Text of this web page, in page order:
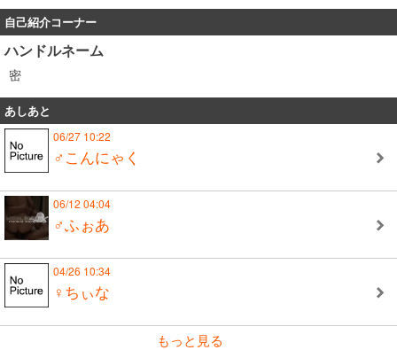
自己紹介コーナー
ハンドルネーム
密
あしあと
06/27 10:22
♂こんにゃく
06/12 04:04
♂ふぉあ
04/26 10:34
♀ちぃな
もっと見る